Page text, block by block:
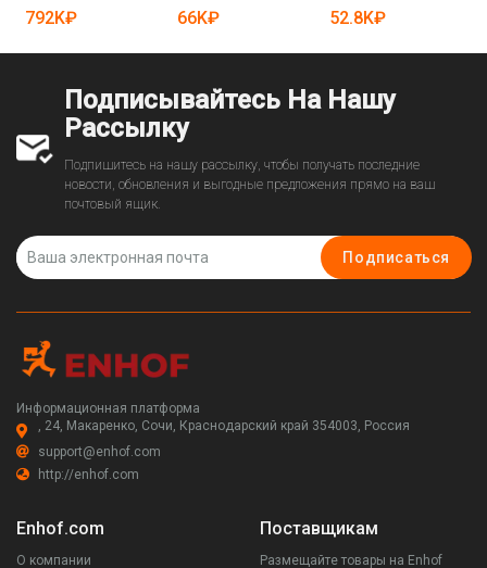
792K₽
помещений Holtop
66K₽ 52.8K₽
Подписывайтесь На Нашу
Рассылку
Подпишитесь на нашу рассылку, чтобы получать последние
новости, обновления и выгодные предложения прямо на ваш
почтовый ящик.
Подписаться
Информационная платформа
, 24, Макаренко, Сочи, Краснодарский край 354003, Россия
support@enhof.com
http://enhof.com
Enhof.com
О компании
Поставщикам
Размещайте товары на Enhof